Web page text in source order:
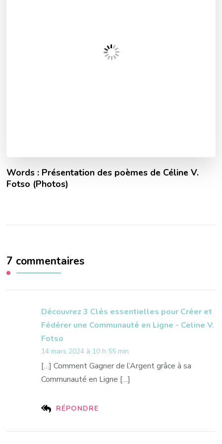
Words : Présentation des poèmes de Céline V.
Fotso (Photos)
7 commentaires
Découvrez 3 Clés essentielles pour Créer et
Fédérer une Communauté en Ligne - Celine V.
Fotso
14 mars 2024 à 10 h 55 min
RÉPONDRE
[…] Comment Gagner de l’Argent grâce à sa
Communauté en Ligne […]